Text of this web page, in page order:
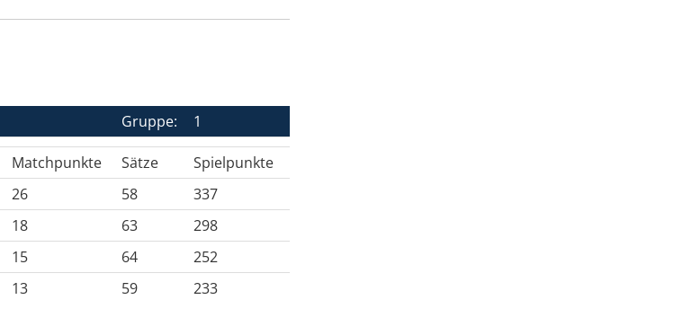
Gruppe: 1
Matchpunkte Sätze
Spielpunkte
26 58
337
18 63
298
15 64
252
13 59
233